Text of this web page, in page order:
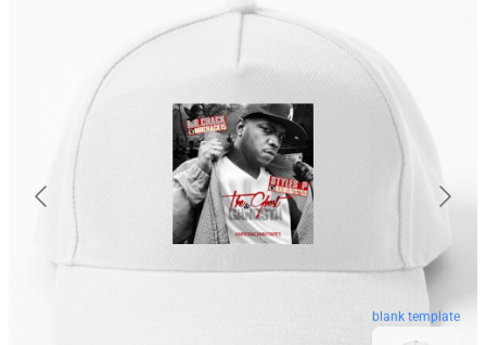
blank template